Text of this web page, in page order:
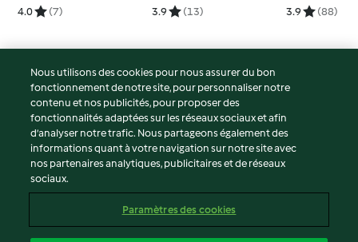
4.0 (7) 3.9 (13) 3.9 (88)
© Copyright 2026
Conditions d'utilisation
Politique de confidentialité
Non-responsabilité
Mentions légales
Contenu du rapport
Nous utilisons des cookies pour nous assurer du bon
fonctionnement de notre site, pour personnaliser notre
contenu et nos publicités, pour proposer des
fonctionnalités adaptées sur les réseaux sociaux et afin
d’analyser notre trafic. Nous partageons également des
informations quant à votre navigation sur notre site avec
nos partenaires analytiques, publicitaires et de réseaux
sociaux.
Paramètres des cookies